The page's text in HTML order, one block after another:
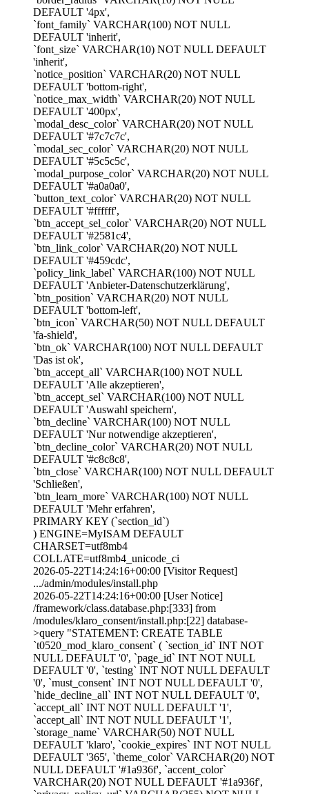
DEFAULT '4px',
`font_family` VARCHAR(100) NOT NULL
DEFAULT 'inherit',
`font_size` VARCHAR(10) NOT NULL DEFAULT
'inherit',
`notice_position` VARCHAR(20) NOT NULL
DEFAULT 'bottom-right',
`notice_max_width` VARCHAR(20) NOT NULL
DEFAULT '400px',
`modal_desc_color` VARCHAR(20) NOT NULL
DEFAULT '#7c7c7c',
`modal_sec_color` VARCHAR(20) NOT NULL
DEFAULT '#5c5c5c',
`modal_purpose_color` VARCHAR(20) NOT NULL
DEFAULT '#a0a0a0',
`button_text_color` VARCHAR(20) NOT NULL
DEFAULT '#ffffff',
`btn_accept_sel_color` VARCHAR(20) NOT NULL
DEFAULT '#2581c4',
`btn_link_color` VARCHAR(20) NOT NULL
DEFAULT '#459cdc',
`policy_link_label` VARCHAR(100) NOT NULL
DEFAULT 'Anbieter-Datenschutzerklärung',
`btn_position` VARCHAR(20) NOT NULL
DEFAULT 'bottom-left',
`btn_icon` VARCHAR(50) NOT NULL DEFAULT
'fa-shield',
`btn_ok` VARCHAR(100) NOT NULL DEFAULT
'Das ist ok',
`btn_accept_all` VARCHAR(100) NOT NULL
DEFAULT 'Alle akzeptieren',
`btn_accept_sel` VARCHAR(100) NOT NULL
DEFAULT 'Auswahl speichern',
`btn_decline` VARCHAR(100) NOT NULL
DEFAULT 'Nur notwendige akzeptieren',
`btn_decline_color` VARCHAR(20) NOT NULL
DEFAULT '#c8c8c8',
`btn_close` VARCHAR(100) NOT NULL DEFAULT
'Schließen',
`btn_learn_more` VARCHAR(100) NOT NULL
DEFAULT 'Mehr erfahren',
PRIMARY KEY (`section_id`)
) ENGINE=MyISAM DEFAULT
CHARSET=utf8mb4
COLLATE=utf8mb4_unicode_ci
2026-05-22T14:24:16+00:00 [Visitor Request]
.../admin/modules/install.php
2026-05-22T14:24:16+00:00 [User Notice]
/framework/class.database.php:[333] from
/modules/klaro_consent/install.php:[22] database-
>query "STATEMENT: CREATE TABLE
`t0520_mod_klaro_consent` ( `section_id` INT NOT
NULL DEFAULT '0', `page_id` INT NOT NULL
DEFAULT '0', `testing` INT NOT NULL DEFAULT
'0', `must_consent` INT NOT NULL DEFAULT '0',
`hide_decline_all` INT NOT NULL DEFAULT '0',
`accept_all` INT NOT NULL DEFAULT '1',
`accept_all` INT NOT NULL DEFAULT '1',
`storage_name` VARCHAR(50) NOT NULL
DEFAULT 'klaro', `cookie_expires` INT NOT NULL
DEFAULT '365', `theme_color` VARCHAR(20) NOT
NULL DEFAULT '#1a936f', `accent_color`
VARCHAR(20) NOT NULL DEFAULT '#1a936f',